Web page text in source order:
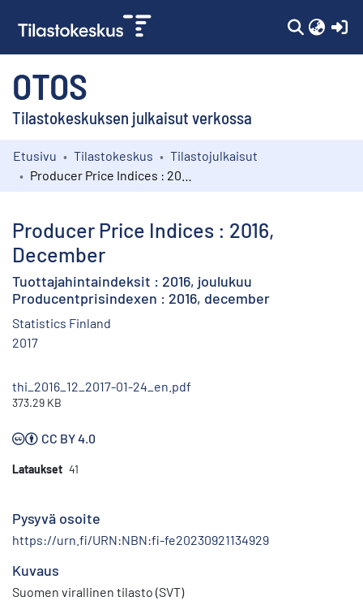
OTOS
Tilastokeskuksen julkaisut verkossa
Kokoelmat
Etusivu Tilastokeskus
Tilastojulkaisut
Producer Price Indices : 2016,
December
Tuottajahintaindeksit : 2016, joulukuu
Producentprisindexen : 2016, december
Statistics Finland
2017
thi_2016_12_2017-01-24_en.pdf
373.29 KB
CC BY 4.0
Lataukset 41
Pysyvä osoite
https://urn.fi/URN:NBN:fi-fe20230921134929
Kuvaus
Suomen virallinen tilasto (SVT)